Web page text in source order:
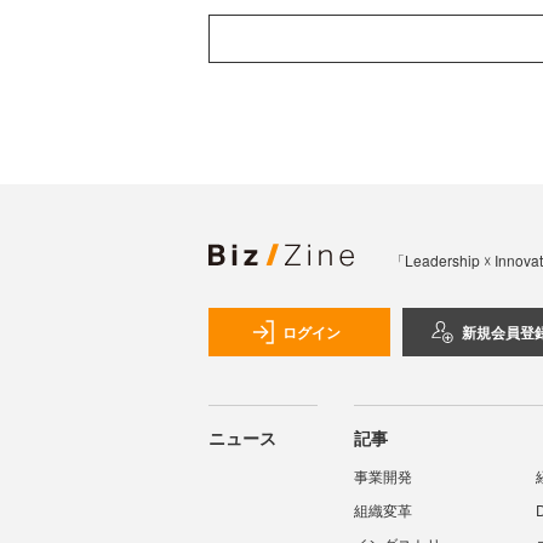
「Leadership ☓
ログイン 新規会員登
ニュース 記事
事業開発
組織変革